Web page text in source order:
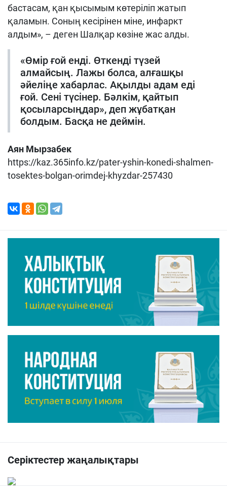
бастасам, қан қысымым көтеріліп жатып
қаламын. Соның кесірінен міне, инфаркт
алдым», – деген Шалқар көзіне жас алды.
«Өмір ғой енді. Өткенді түзей
алмайсың. Лажы болса, алғашқы
әйеліңе хабарлас. Ақылды адам еді
ғой. Сені түсінер. Бәлкім, қайтып
қосыларсыңдар», деп жұбатқан
болдым. Басқа не деймін.
Аян Мырзабек
https://kaz.365info.kz/pater-yshin-konedi-shalmen-
tosektes-bolgan-orimdej-khyzdar-257430
Серіктестер жаңалықтары